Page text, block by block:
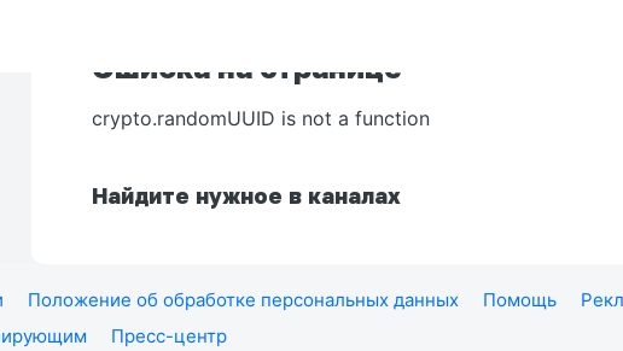
Ошибка на странице
crypto.randomUUID is not a function
Найдите нужное в каналах
Положение об обработке персональных данных Помощь
Пресс-центр